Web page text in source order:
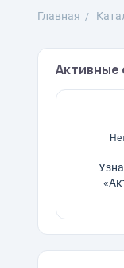
Главная
Активные